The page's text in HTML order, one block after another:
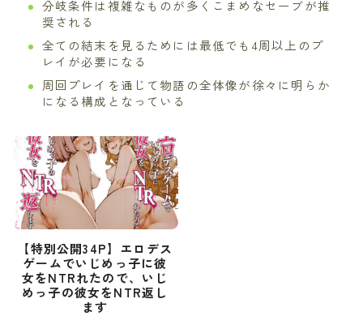
分岐条件は複雑なものが多くこまめなセーブが推
奨される
全ての結末を見るためには最低でも4周以上のプ
レイが必要になる
周回プレイを通じて物語の全体像が徐々に明らか
になる構成となっている
【特別公開34P】エロデス
ゲームでいじめっ子に彼
女をNTRれたので、いじ
めっ子の彼女をNTR返し
ます